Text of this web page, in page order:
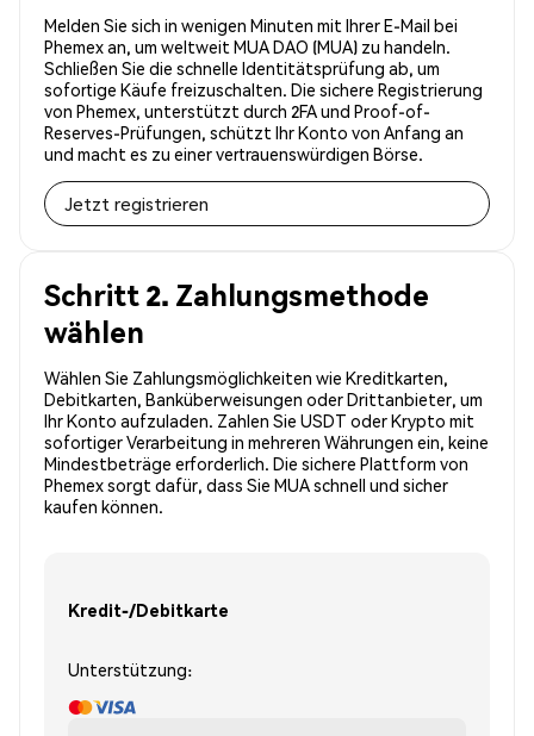
Melden Sie sich in wenigen Minuten mit Ihrer E-Mail bei
Phemex an, um weltweit MUA DAO (MUA) zu handeln.
Schließen Sie die schnelle Identitätsprüfung ab, um
sofortige Käufe freizuschalten. Die sichere Registrierung
von Phemex, unterstützt durch 2FA und Proof-of-
Reserves-Prüfungen, schützt Ihr Konto von Anfang an
und macht es zu einer vertrauenswürdigen Börse.
Jetzt registrieren
Schritt 2. Zahlungsmethode
wählen
Wählen Sie Zahlungsmöglichkeiten wie Kreditkarten,
Debitkarten, Banküberweisungen oder Drittanbieter, um
Ihr Konto aufzuladen. Zahlen Sie USDT oder Krypto mit
sofortiger Verarbeitung in mehreren Währungen ein, keine
Mindestbeträge erforderlich. Die sichere Plattform von
Phemex sorgt dafür, dass Sie MUA schnell und sicher
kaufen können.
Kredit-/Debitkarte
Unterstützung: